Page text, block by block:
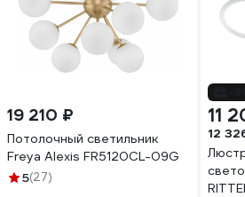
19 210 ₽
Потолочный светильник
Freya Alexis FR5120CL-09G
5(27)
11
12